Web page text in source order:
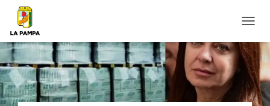
A
M
B
I
A
R